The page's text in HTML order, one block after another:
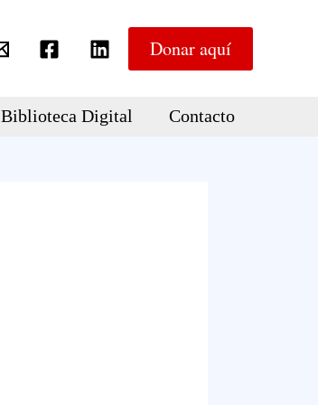
Donar aquí
Biblioteca Digital Contacto